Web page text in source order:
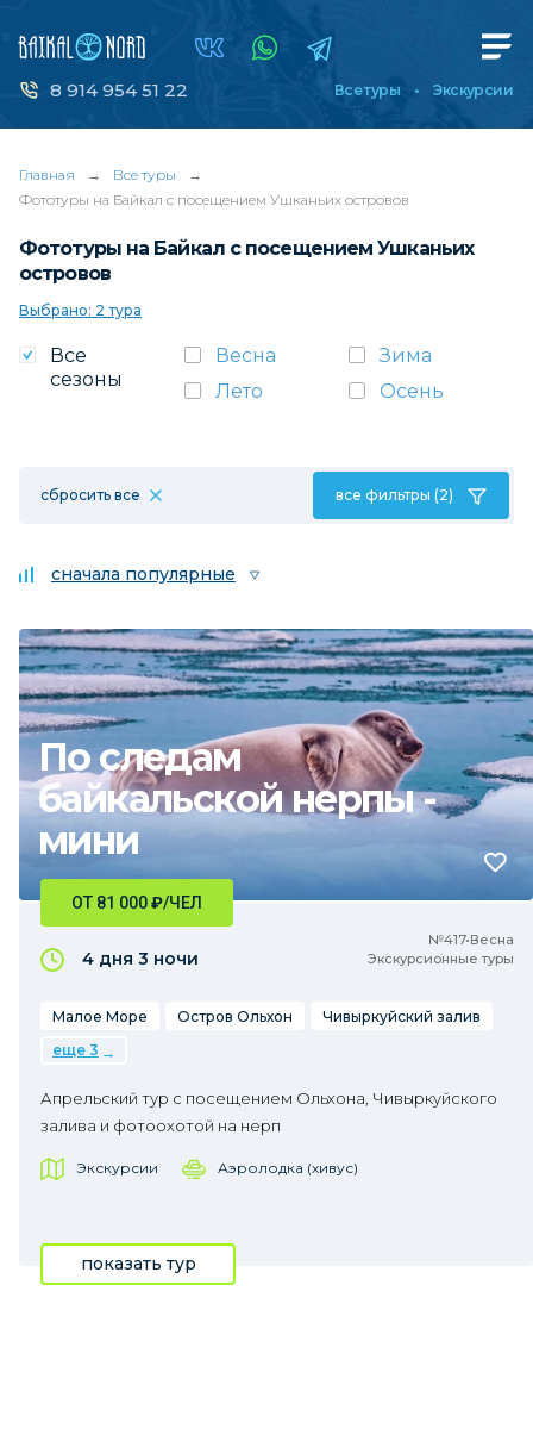
8 914 954 51 22 Все туры Экскурсии
Главная → Все туры
→
Фототуры на Байкал с посещением Ушканьих островов
Фототуры на Байкал с посещением Ушканьих
островов
Выбрано: 2 тура
Все
сезоны
Весна
Зима
Лето
Осень
сбросить все все фильтры (2)
сначала популярные
По следам
байкальской нерпы -
мини
№417•Весна
Экскурсионные туры
ОТ 81 000₽/ЧЕЛ
4 дня 3 ночи
Малое Море Остров Ольхон
Чивыркуйский залив
еще 3
Апрельский тур с посещением Ольхона, Чивыркуйского
залива и фотоохотой на нерп
Экскурсии Аэролодка (хивус)
показать тур